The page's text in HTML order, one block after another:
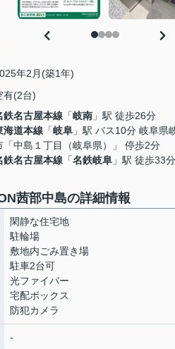
年2月(築1年)
有(2台)
鉄名古屋本線 「岐南 」駅 徒歩26分
海道本線 「岐阜 」駅 バス10分 岐阜県
「中島１丁目（岐阜県）」 停歩2分
鉄名古屋本線 「名鉄岐阜 」駅 徒歩33分
茜部中島の詳細情報
閑静な住宅地
駐輪場
敷地内ごみ置き場
駐車2台可
光ファイバー
宅配ボックス
防犯カメラ
-